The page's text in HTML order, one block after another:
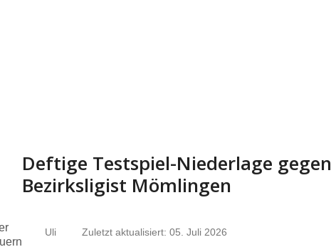
Deftige Testspiel-Niederlage gegen
Bezirksligist Mömlingen
Uli Zuletzt aktualisiert: 05. Juli 2026